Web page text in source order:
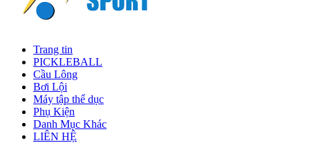
Trang tin
PICKLEBALL
Cầu Lông
Bơi Lội
Máy tập thể dục
Phụ Kiện
Danh Mục Khác
LIÊN HỆ